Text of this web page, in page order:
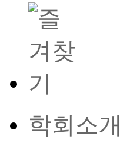
학회소개